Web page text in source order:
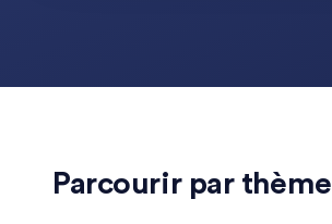
Parcourir par thème